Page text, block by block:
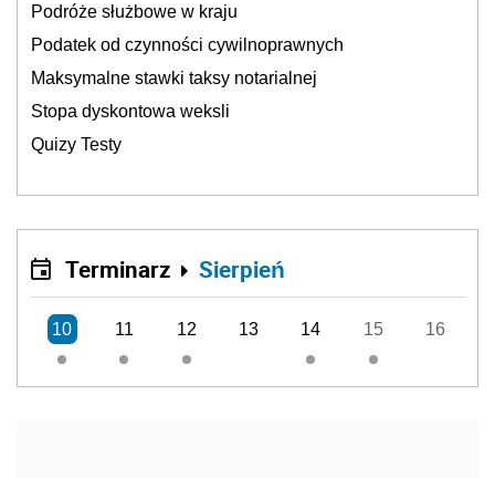
Podróże służbowe w kraju
Podatek od czynności cywilnoprawnych
Maksymalne stawki taksy notarialnej
Stopa dyskontowa weksli
Quizy Testy
Terminarz Sierpień
10 11 12 13 14 15 16